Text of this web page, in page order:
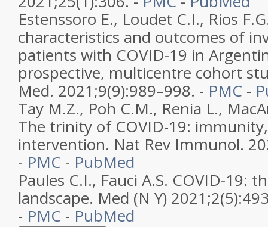
Estenssoro E., Loudet C.I., Rios
characteristics and outcomes of
patients with COVID-19 in
prospective, multicentre cohort
Med. 2021;9(9):989–998. - PMC -
Tay M.Z., Poh C.M., Renia L.,
The trinity of COVID-19:
intervention. Nat Rev Immunol.
- PMC - PubMed
Paules C.I., Fauci A.S. COVID-19:
landscape. Med (N Y)
- PMC - PubMed